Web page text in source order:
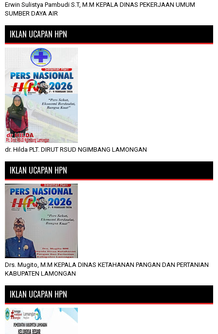
Erwin Sulistya Pambudi S.T, M.M KEPALA DINAS PEKERJAAN UMUM
SUMBER DAYA AIR
IKLAN UCAPAN HPN
dr. Hilda PLT. DIRUT RSUD NGIMBANG LAMONGAN
IKLAN UCAPAN HPN
Drs. Mugito, M.M KEPALA DINAS KETAHANAN PANGAN DAN PERTANIAN
KABUPATEN LAMONGAN
IKLAN UCAPAN HPN